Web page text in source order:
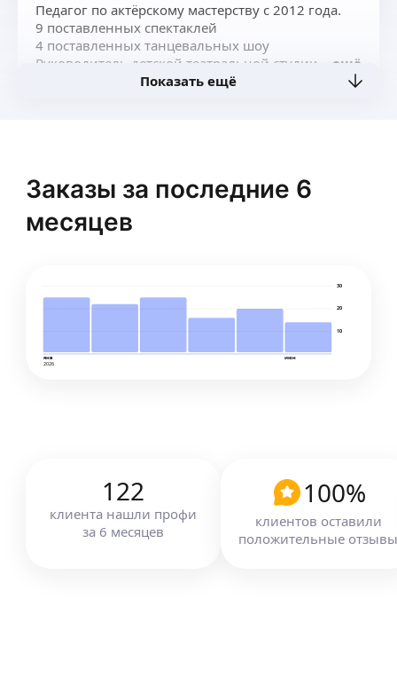
Педагог по актёрскому мастерству с 2012 года.
9 поставленных спектаклей
4 поставленных танцевальных шоу
Руководитель детской театральной студии
ещё
Показать ещё
Заказы за последние 6
месяцев
10
20
30
янв
2026
июн
122
клиента нашли профи
за 6 месяцев
100%
клиентов оставили
положительные отзывы